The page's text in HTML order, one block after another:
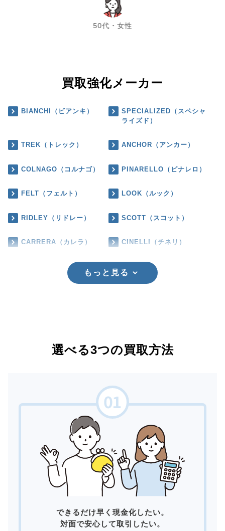
50代・女性
chevron_left chevron_right
買取強化メーカー
BIANCHI（ビアンキ）
SPECIALIZED（スペシャ
ライズド）
TREK（トレック） ANCHOR（アンカー）
COLNAGO（コルナゴ） PINARELLO（ピナレロ）
FELT（フェルト） LOOK（ルック）
RIDLEY（リドレー） SCOTT（スコット）
CARRERA（カレラ） CINELLI（チネリ）
もっと見る
選べる3つの買取方法
できるだけ早く現金化したい。
対面で安心して取引したい。